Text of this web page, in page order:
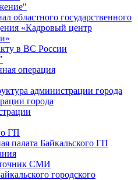
областного государственного
«Кадровый центр
в ВС России
операция
администрации города
города
ГП
палата Байкальского ГП
СМИ
городского